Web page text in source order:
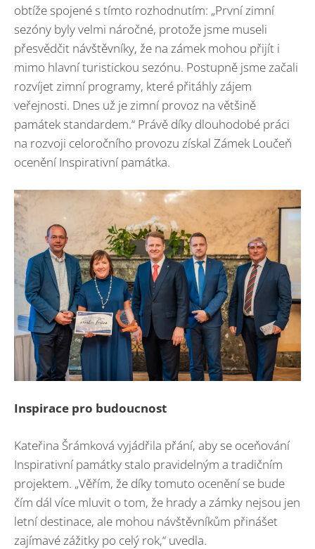
obtíže spojené s tímto rozhodnutím: „První zimní
sezóny byly velmi náročné, protože jsme museli
přesvědčit návštěvníky, že na zámek mohou přijít i
mimo hlavní turistickou sezónu. Postupně jsme začali
rozvíjet zimní programy, které přitáhly zájem
veřejnosti. Dnes už je zimní provoz na většině
památek standardem.“ Právě díky dlouhodobé práci
na rozvoji celoročního provozu získal Zámek Loučeň
ocenění Inspirativní památka.
Inspirace pro budoucnost
Kateřina Šrámková vyjádřila přání, aby se oceňování
Inspirativní památky stalo pravidelným a tradičním
projektem. „Věřím, že díky tomuto ocenění se bude
čím dál více mluvit o tom, že hrady a zámky nejsou jen
letní destinace, ale mohou návštěvníkům přinášet
zajímavé zážitky po celý rok,“ uvedla.